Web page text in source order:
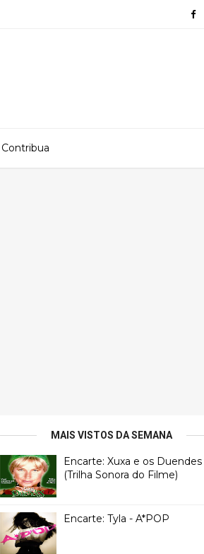
Contribua
MAIS VISTOS DA SEMANA
Encarte: Xuxa e os Duendes
(Trilha Sonora do Filme)
Encarte: Tyla - A*POP